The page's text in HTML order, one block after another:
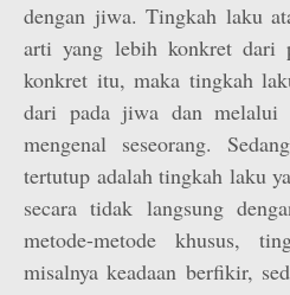
dengan jiwa. Tingkah laku
arti yang lebih konkret dari
konkret itu, maka tingkah
dari pada jiwa dan
mengenal seseorang.
tertutup adalah tingkah laku
secara tidak langsung
metode-metode khusus,
misalnya keadaan berfikir,